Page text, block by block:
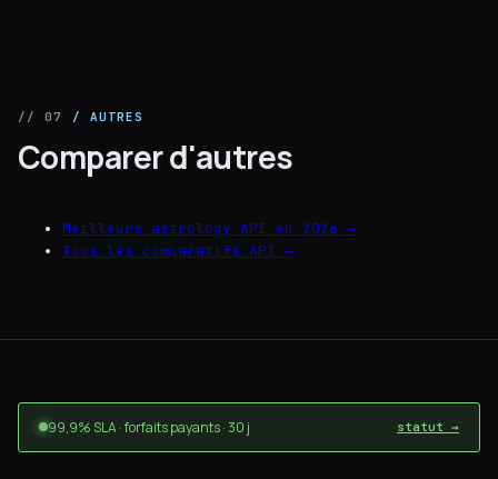
// 07 / AUTRES
Comparer d'autres
Meilleurs astrology API en 2026 →
Tous les comparatifs API →
99,9% SLA · forfaits payants · 30 j statut →